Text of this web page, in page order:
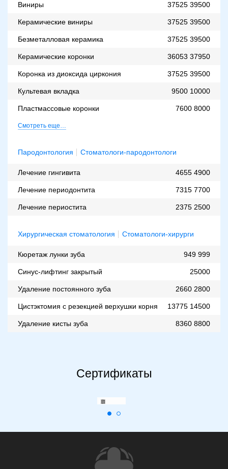
Виниры 37525 39500
Керамические виниры 37525 39500
Безметалловая керамика 37525 39500
Керамические коронки 36053 37950
Коронка из диоксида циркония 37525 39500
Культевая вкладка 9500 10000
Пластмассовые коронки 7600 8000
Смотреть еще…
Пародонтология Стоматологи-пародонтологи
Лечение гингивита 4655 4900
Лечение периодонтита 7315 7700
Лечение периостита 2375 2500
Хирургическая стоматология Стоматологи-хирурги
Кюретаж лунки зуба 949 999
Синус-лифтинг закрытый 25000
Удаление постоянного зуба 2660 2800
Цистэктомия с резекцией верхушки корня 13775 14500
Удаление кисты зуба 8360 8800
Сертификаты